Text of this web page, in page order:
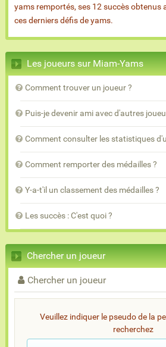
yams remportés, ses 12 succès obtenus
ces derniers défis de yams.
Les joueurs sur Miam-Yams
Comment trouver un joueur ?
Puis-je devenir ami avec d'autres
Comment consulter les statistiques
Comment remporter des médailles ?
Y-a-t'il un classement des médailles ?
Les succès : C'est quoi ?
Chercher un joueur
Chercher un joueur
Veuillez indiquer le pseudo de la
recherchez